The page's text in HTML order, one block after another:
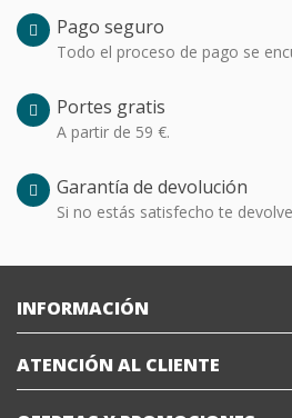
Pago seguro
Todo el proceso de pago se
Portes gratis
A partir de 59 €.
Garantía de devolución
Si no estás satisfecho te
INFORMACIÓN
ATENCIÓN AL CLIENTE